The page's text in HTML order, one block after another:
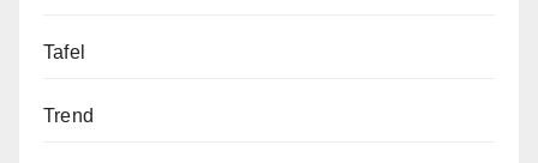
Tafel
Trend